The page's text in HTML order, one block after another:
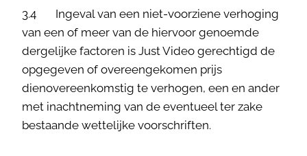
3.4 Ingeval van een niet-voorziene verhoging
van een of meer van de hiervoor genoemde
dergelijke factoren is Just Video gerechtigd de
opgegeven of overeengekomen prijs
dienovereenkomstig te verhogen, een en ander
met inachtneming van de eventueel ter zake
bestaande wettelijke voorschriften.